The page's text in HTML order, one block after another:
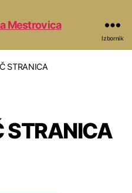
Izbornik
STRANICA
STRANICA